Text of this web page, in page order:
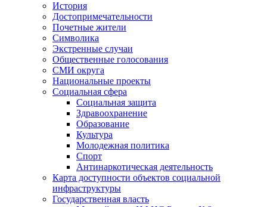
История
Достопримечательности
Почетные жители
Символика
Экстренные случаи
Общественные голосования
СМИ округа
Национальные проекты
Социальная сфера
Социальная защита
Здравоохранение
Образование
Культура
Молодежная политика
Спорт
Антинаркотическая деятельность
Карта доступности объектов социальной
инфраструктуры
Государственная власть